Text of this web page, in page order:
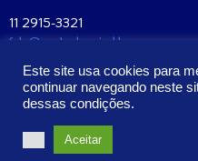
11 2915-3321
fale@santaclara.ind.br
CEP: 04225-000
2023 – Todos os Direitos
Cosméticos Ltda.
Este site usa cookies para
continuar navegando neste
dessas condições.
Aceitar